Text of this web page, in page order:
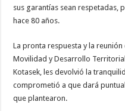
sus garantías sean respetadas,
hace 80 años.
La pronta respuesta y la
Movilidad y Desarrollo
Kotasek, les devolvió la
comprometió a que dará
que plantearon.